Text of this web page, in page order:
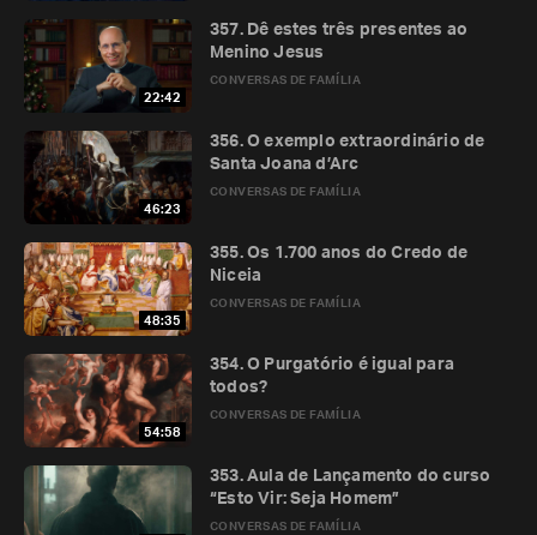
22:42
CONVERSAS DE FAMÍLIA
357. Dê estes três presentes ao
Menino Jesus
46:23
CONVERSAS DE FAMÍLIA
356. O exemplo extraordinário de
Santa Joana d’Arc
48:35
CONVERSAS DE FAMÍLIA
355. Os 1.700 anos do Credo de
Niceia
54:58
CONVERSAS DE FAMÍLIA
354. O Purgatório é igual para
todos?
CONVERSAS DE FAMÍLIA
353. Aula de Lançamento do curso
“Esto Vir: Seja Homem”